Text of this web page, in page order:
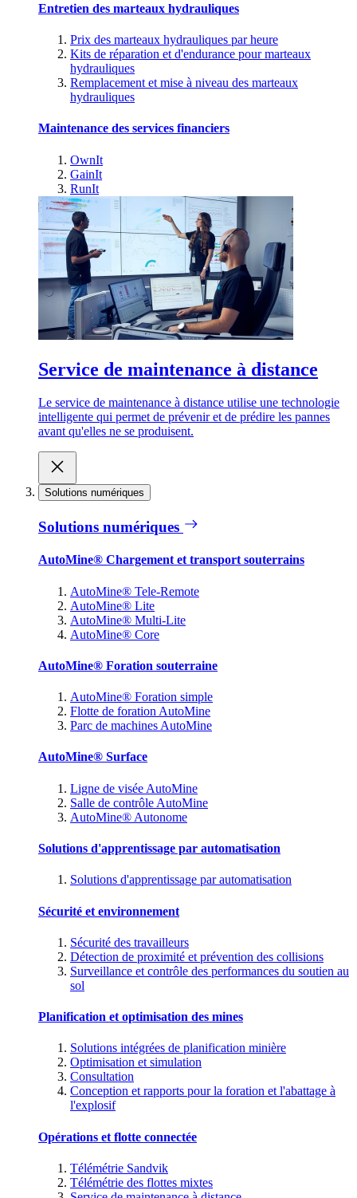
Entretien des marteaux hydrauliques
Prix des marteaux hydrauliques par heure
Kits de réparation et d'endurance pour marteaux
hydrauliques
Remplacement et mise à niveau des marteaux
hydrauliques
Maintenance des services financiers
OwnIt
GainIt
RunIt
Service de maintenance à distance
Le service de maintenance à distance utilise une technologie
intelligente qui permet de prévenir et de prédire les pannes
avant qu'elles ne se produisent.
Solutions numériques
Solutions numériques
AutoMine® Chargement et transport souterrains
AutoMine® Tele-Remote
AutoMine® Lite
AutoMine® Multi-Lite
AutoMine® Core
AutoMine® Foration souterraine
AutoMine® Foration simple
Flotte de foration AutoMine
Parc de machines AutoMine
AutoMine® Surface
Ligne de visée AutoMine
Salle de contrôle AutoMine
AutoMine® Autonome
Solutions d'apprentissage par automatisation
Solutions d'apprentissage par automatisation
Sécurité et environnement
Sécurité des travailleurs
Détection de proximité et prévention des collisions
Surveillance et contrôle des performances du soutien au
sol
Planification et optimisation des mines
Solutions intégrées de planification minière
Optimisation et simulation
Consultation
Conception et rapports pour la foration et l'abattage à
l'explosif
Opérations et flotte connectée
Télémétrie Sandvik
Télémétrie des flottes mixtes